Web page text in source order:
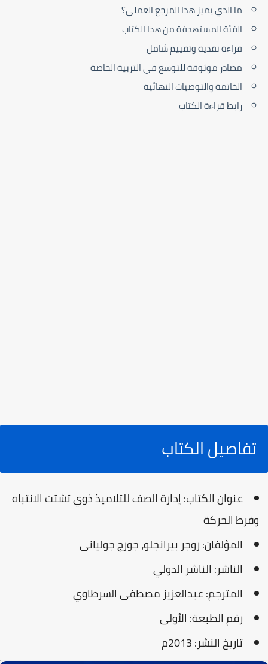
ما الذي يميز هذا المرجع العملي؟
الفئة المستهدفة من هذا الكتاب
قراءة نقدية وتقييم شامل
مصادر موثوقة للتوسع في التربية الخاصة
الخاتمة والتوصيات النهائية
رابط قراءة الكتاب
تفاصيل الكتاب
عنوان الكتاب:إدارة الصف للتلاميذ ذوي تشتت الانتباه
وفرط الحركة
المؤلفان:روجر بيرانجلو، جورج جوليانى
الناشر: الناشر الدولي
المترجم:عبدالعزيز مصطفى السرطاوي
رقم الطبعة: الأولى
تاريخ النشر: